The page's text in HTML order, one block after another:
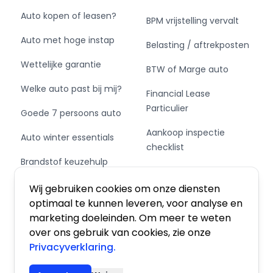
Wij gebruiken cookies om onze diensten
optimaal te kunnen leveren, voor analyse en
marketing doeleinden. Om meer te weten
over ons gebruik van cookies, zie onze
Privacyverklaring.
bankje
apk 02-2027
prijs 17.545,- incl. btw
lease evt. mogelijk
garage rijsenhout
www.rijsenhout.nl
1435CB Rijsenhout
trefwoorden mercedes opel movano
Maandag tot Vrijdag open van 8:30 tot 17:00
Zaterdag van 10:00 tot 14:00
Auto kopen of leasen?
Auto met hoge instap
Wettelijke garantie
Welke auto past bij mij?
Goede 7 persoons auto
Auto winter essentials
Brandstof keuzehulp
Schakel of automaat?
BPM vrijstelling vervalt
Belasting / aftrekposten
BTW of Marge auto
Financial Lease
Particulier
Aankoop inspectie
checklist
Private Leasen,
Financieren of Kopen?